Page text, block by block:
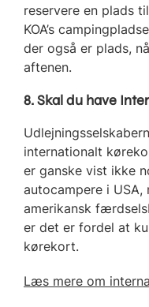
reservere en plads
KOA’s
der også er plads,
aftenen.
8. Skal du have
internationalt
er ganske vist ikke
autocampere i
amerikansk
er det er fordel at
kørekort.
Læs mere om